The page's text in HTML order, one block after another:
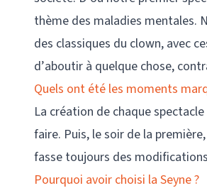
thème des maladies mentales.
des classiques du clown, avec
d’aboutir à quelque chose,
Quels ont été les moments
La création de chaque
faire. Puis, le soir de la
fasse toujours des
Pourquoi avoir choisi la Seyne ?